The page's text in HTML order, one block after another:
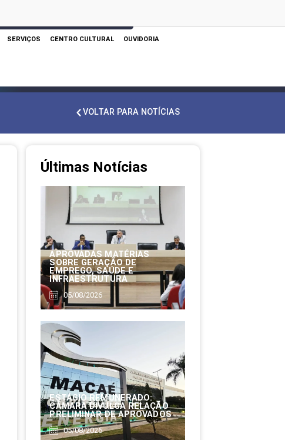
SERVIÇOS CENTRO CULTURAL OUVIDORIA
VOLTAR PARA NOTÍCIAS
Últimas Notícias
APROVADAS MATÉRIAS
SOBRE GERAÇÃO DE
EMPREGO, SAÚDE E
INFRAESTRUTURA
05/08/2026
ESTÁGIO REMUNERADO:
CÂMARA DIVULGA RELAÇÃO
PRELIMINAR DE APROVADOS
05/08/2026